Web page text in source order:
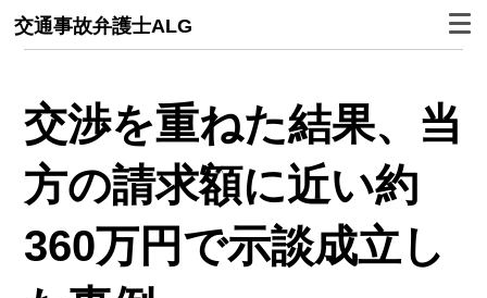
交通事故弁護士ALG
交渉を重ねた結果、当
方の請求額に近い約
360万円で示談成立し